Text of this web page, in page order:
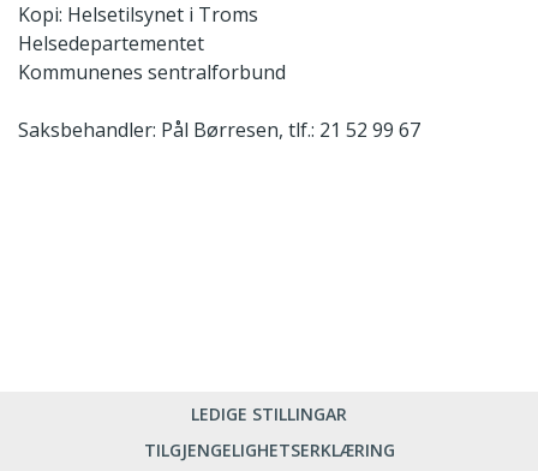
Kopi: Helsetilsynet i Troms
Helsedepartementet
Kommunenes sentralforbund
Saksbehandler: Pål Børresen, tlf.: 21 52 99 67
LEDIGE STILLINGAR
TILGJENGELIGHETSERKLÆRING